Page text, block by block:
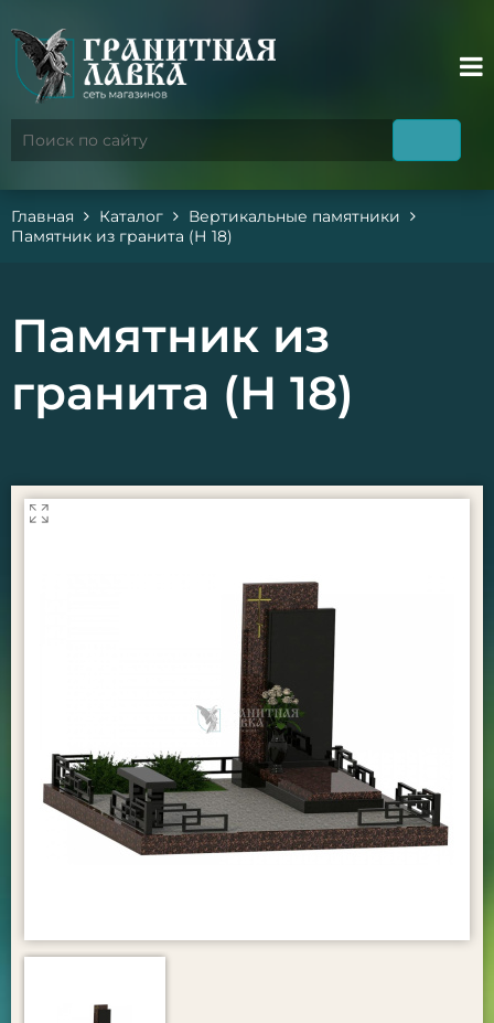
Главная Каталог
Вертикальные памятники
Памятник из гранита (Н 18)
Памятник из
гранита (Н 18)